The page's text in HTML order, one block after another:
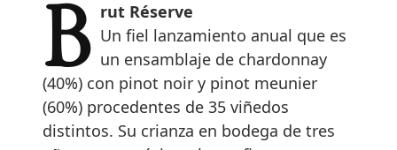
Brut Réserve
Un fiel lanzamiento anual que es
un ensamblaje de chardonnay
(40%) con pinot noir y pinot meunier
(60%) procedentes de 35 viñedos
distintos. Su crianza en bodega de tres